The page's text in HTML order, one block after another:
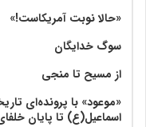
«حالا نوبت آمریکاست!»
سوگ خدایگان
از مسیح تا منجی
«موعود» با پرونده‌ای
اسماعیل(ع) تا پایان